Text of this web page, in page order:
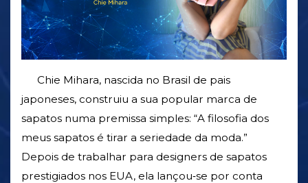
Chie Mihara, nascida no Brasil de pais
japoneses, construiu a sua popular marca de
sapatos numa premissa simples: “A filosofia dos
meus sapatos é tirar a seriedade da moda.”
Depois de trabalhar para designers de sapatos
prestigiados nos EUA, ela lançou‑se por conta